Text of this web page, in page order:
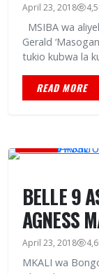
April 23, 2018
MSIBA wa
Gerald
tukio kubwa la
READ MORE
BELLE 9
AGNESS
April 23, 2018
MKALI wa